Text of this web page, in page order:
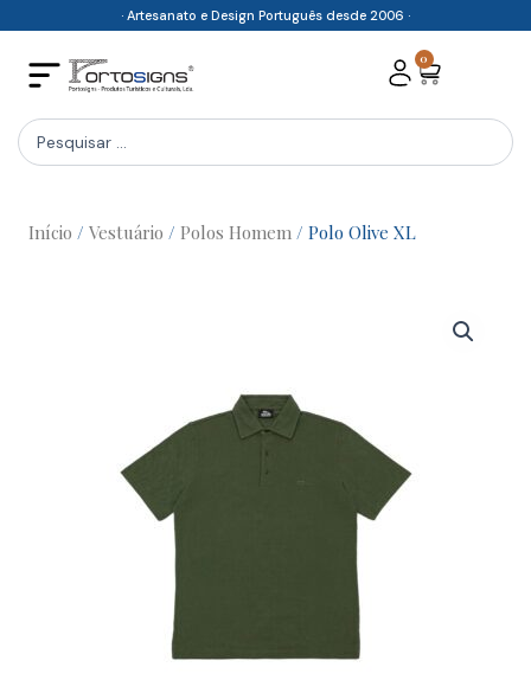
content
· Artesanato e Design Português desde 2006 ·
0
Cart
Search
...
Início / Vestuário / Polos Homem / Polo Olive XL